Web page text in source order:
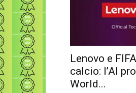
Lenovo e
calcio: l’AI
World...